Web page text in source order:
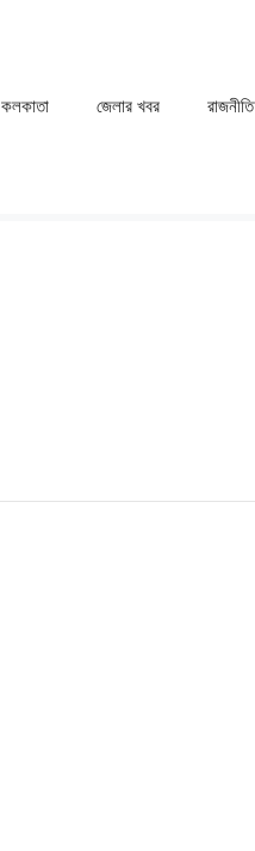
কলকাতা ⁠⁠জেলার খবর রাজনীতি